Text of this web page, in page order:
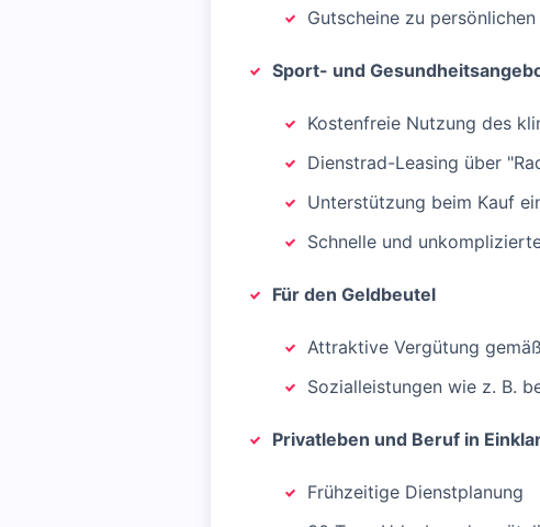
Gutscheine zu
Sport- und
Kostenfreie Nutzung des
Dienstrad-Leasing über
Unterstützung beim Kauf
Schnelle und
Für den Geldbeutel
Attraktive Vergütung
Sozialleistungen wie z. B.
Privatleben und Beruf in
Frühzeitige Dienstplanung